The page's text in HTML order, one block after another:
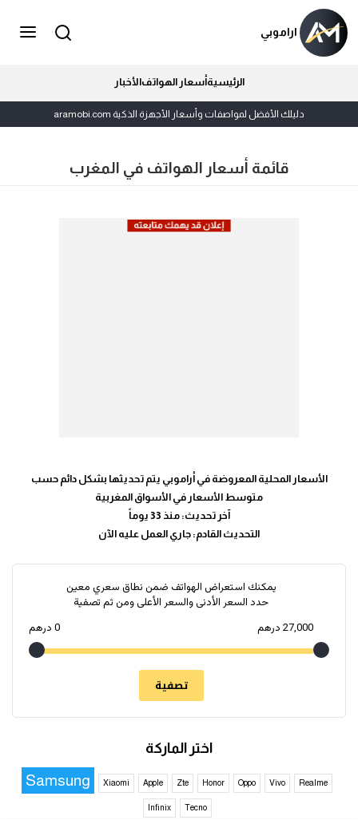
اراموبي
الرئيسيةأسعار الهواتفالأخبار
دليلك الأفضل لمواصفات وأسعار الأجهزة الذكية aramobi.com
قائمة أسعار الهواتف في المغرب
الأسعار المحلية المعروضة في أراموبي يتم تحديثها بشكل دائم حسب
متوسط الأسعار في الأسواق المغربية
آخر تحديث: منذ 33 يوماً
التحديث القادم: جاري العمل عليه الآن
يمكنك استعراض الهواتف ضمن نطاق سعري معين
حدد السعر الأدنى والسعر الأعلى ومن ثم تصفية
0 درهم 27,000 درهم
تصفية
اختر الماركة
Samsung Xiaomi Apple Zte Honor Oppo Vivo Realme
Infinix Tecno